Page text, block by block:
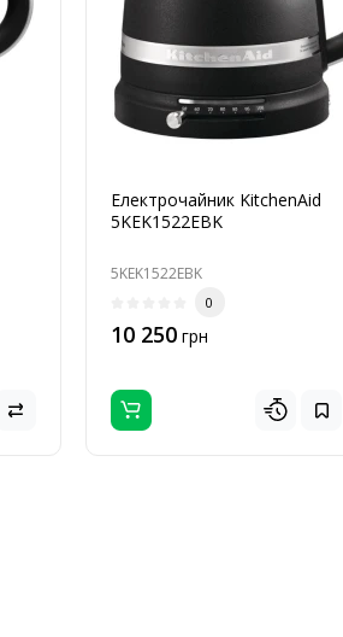
Електрочайник KitchenAid
5KEK1522EBK
5KEK1522EBK
0
10 250грн